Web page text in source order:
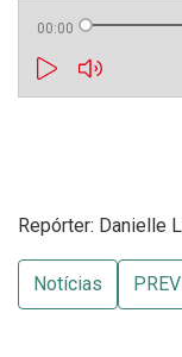
00:00
Repórter: Danielle
Notícias